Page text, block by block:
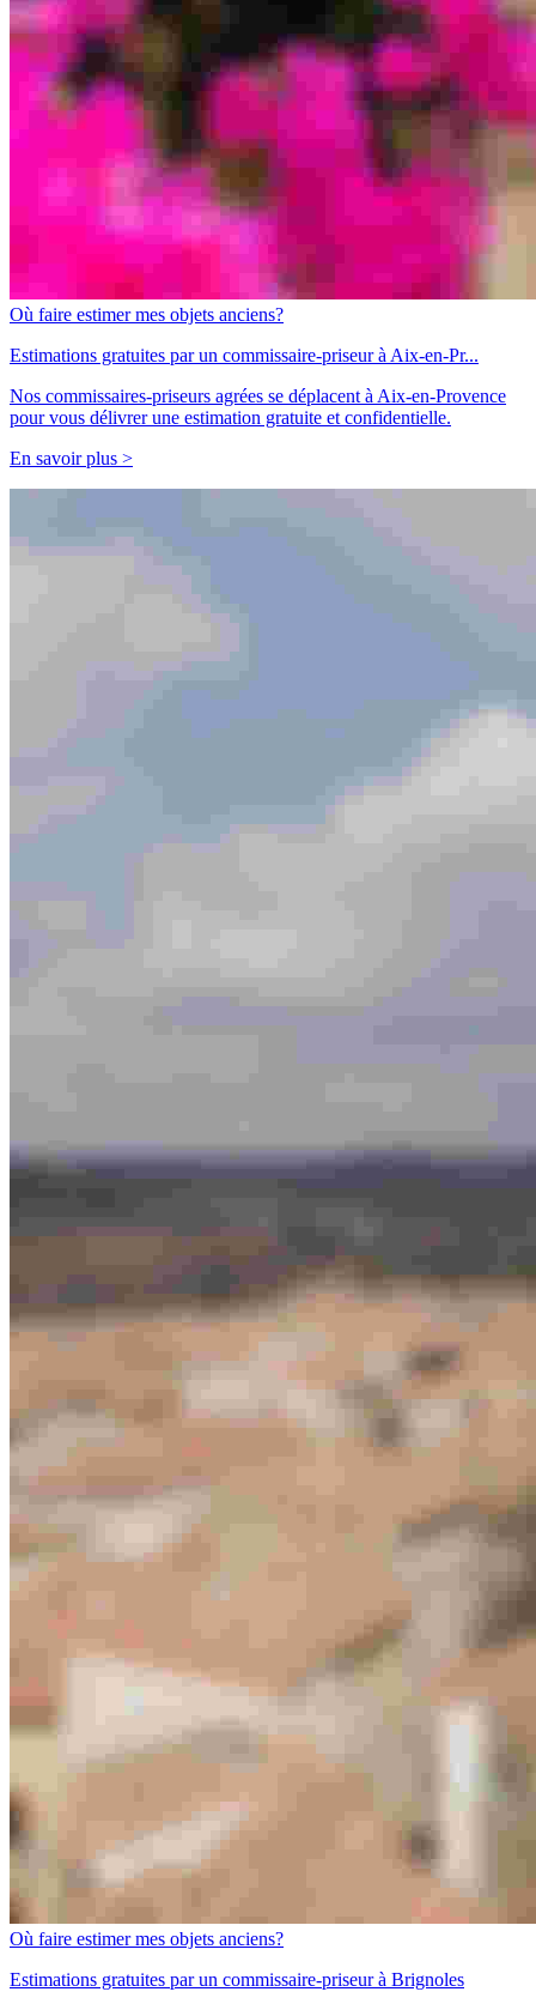
Où faire estimer mes objets anciens?
Estimations gratuites par un commissaire-priseur à Aix-en-Pr...
Nos commissaires-priseurs agrées se déplacent à Aix-en-Provence
pour vous délivrer une estimation gratuite et confidentielle.
En savoir plus >
Où faire estimer mes objets anciens?
Estimations gratuites par un commissaire-priseur à Brignoles